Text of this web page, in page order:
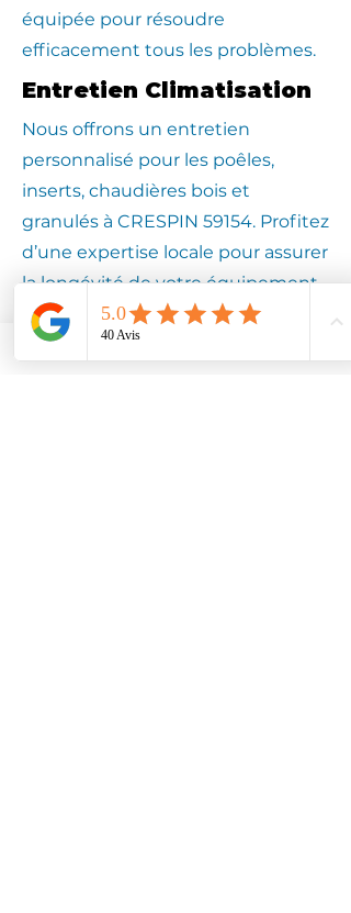
équipée pour résoudre
efficacement tous les problèmes.
Entretien Climatisation
Nous offrons un entretien
personnalisé pour les poêles,
inserts, chaudières bois et
granulés à CRESPIN 59154. Profitez
d’une expertise locale pour assurer
la longévité de votre équipement.